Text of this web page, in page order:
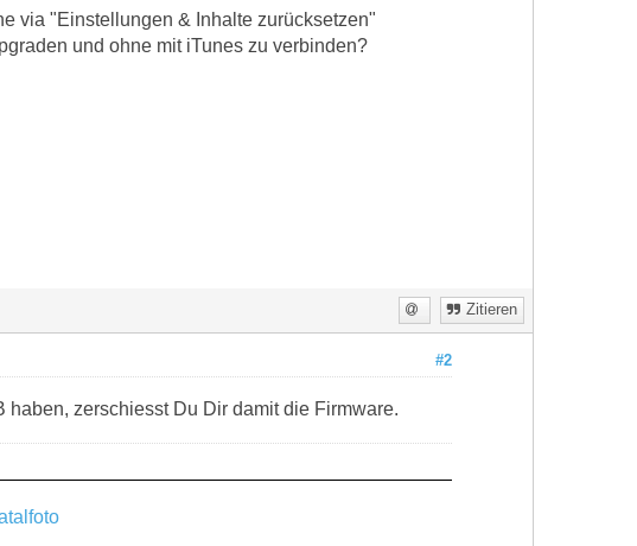
via "Einstellungen & Inhalte zurücksetzen"
und ohne mit iTunes zu verbinden?
Zitieren
#2
zerschiesst Du Dir damit die Firmware.